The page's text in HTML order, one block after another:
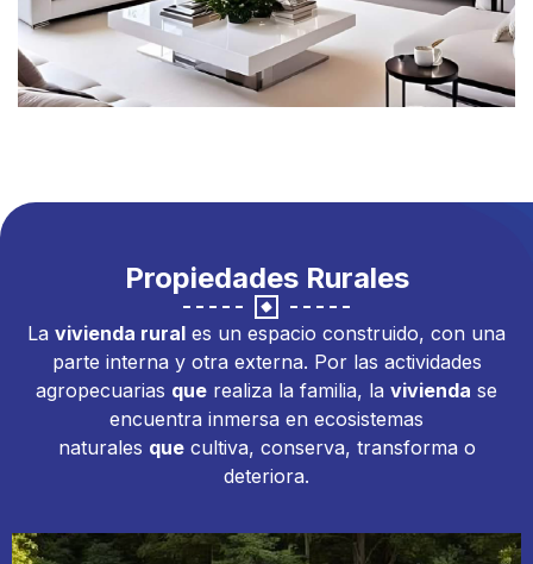
Propiedades Rurales
La vivienda rural es un espacio construido, con una
parte interna y otra externa. Por las actividades
agropecuarias que realiza la familia, la vivienda se
encuentra inmersa en ecosistemas
naturales quecultiva, conserva, transforma o
deteriora.